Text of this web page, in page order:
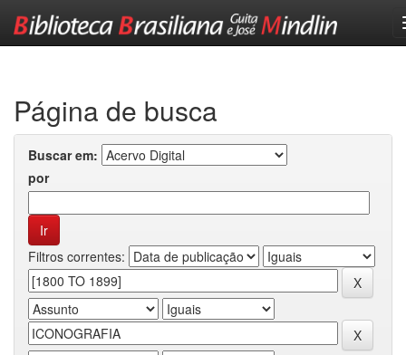
Página de busca
Buscar em:
por
Filtros correntes: